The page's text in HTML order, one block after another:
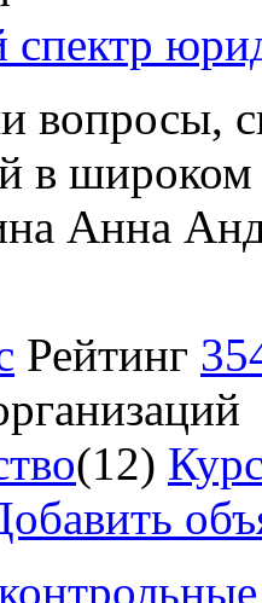
вопросы,
в
Анна
Рейтинг
(12)